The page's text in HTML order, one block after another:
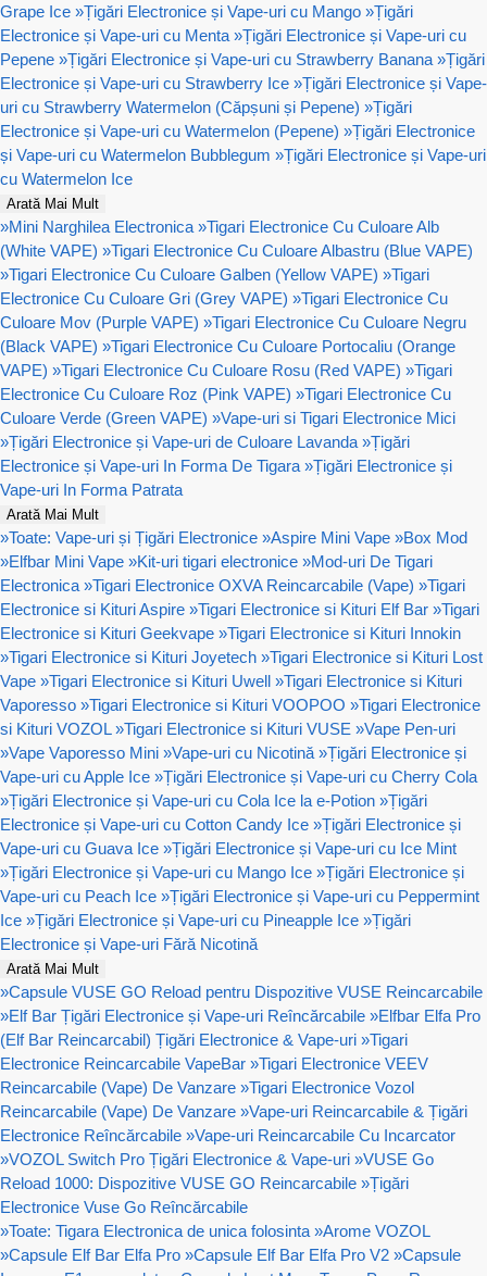
Grape Ice »Țigări Electronice și Vape-uri cu Mango »Țigări
Electronice și Vape-uri cu Menta »Țigări Electronice și Vape-uri cu
Pepene »Țigări Electronice și Vape-uri cu Strawberry Banana »Țigări
Electronice și Vape-uri cu Strawberry Ice »Țigări Electronice și Vape-
uri cu Strawberry Watermelon (Căpșuni și Pepene) »Țigări
Electronice și Vape-uri cu Watermelon (Pepene) »Țigări Electronice
și Vape-uri cu Watermelon Bubblegum »Țigări Electronice și Vape-uri
cu Watermelon Ice
Arată Mai Mult
»Mini Narghilea Electronica »Tigari Electronice Cu Culoare Alb
(White VAPE) »Tigari Electronice Cu Culoare Albastru (Blue VAPE)
»Tigari Electronice Cu Culoare Galben (Yellow VAPE) »Tigari
Electronice Cu Culoare Gri (Grey VAPE) »Tigari Electronice Cu
Culoare Mov (Purple VAPE) »Tigari Electronice Cu Culoare Negru
(Black VAPE) »Tigari Electronice Cu Culoare Portocaliu (Orange
VAPE) »Tigari Electronice Cu Culoare Rosu (Red VAPE) »Tigari
Electronice Cu Culoare Roz (Pink VAPE) »Tigari Electronice Cu
Culoare Verde (Green VAPE) »Vape-uri si Tigari Electronice Mici
»Țigări Electronice și Vape-uri de Culoare Lavanda »Țigări
Electronice și Vape-uri In Forma De Tigara »Țigări Electronice și
Vape-uri In Forma Patrata
Arată Mai Mult
»Toate: Vape-uri și Țigări Electronice »Aspire Mini Vape »Box Mod
»Elfbar Mini Vape »Kit-uri tigari electronice »Mod-uri De Tigari
Electronica »Tigari Electronice OXVA Reincarcabile (Vape) »Tigari
Electronice si Kituri Aspire »Tigari Electronice si Kituri Elf Bar »Tigari
Electronice si Kituri Geekvape »Tigari Electronice si Kituri Innokin
»Tigari Electronice si Kituri Joyetech »Tigari Electronice si Kituri Lost
Vape »Tigari Electronice si Kituri Uwell »Tigari Electronice si Kituri
Vaporesso »Tigari Electronice si Kituri VOOPOO »Tigari Electronice
si Kituri VOZOL »Tigari Electronice si Kituri VUSE »Vape Pen-uri
»Vape Vaporesso Mini »Vape-uri cu Nicotină »Țigări Electronice și
Vape-uri cu Apple Ice »Țigări Electronice și Vape-uri cu Cherry Cola
»Țigări Electronice și Vape-uri cu Cola Ice la e-Potion »Țigări
Electronice și Vape-uri cu Cotton Candy Ice »Țigări Electronice și
Vape-uri cu Guava Ice »Țigări Electronice și Vape-uri cu Ice Mint
»Țigări Electronice și Vape-uri cu Mango Ice »Țigări Electronice și
Vape-uri cu Peach Ice »Țigări Electronice și Vape-uri cu Peppermint
Ice »Țigări Electronice și Vape-uri cu Pineapple Ice »Țigări
Electronice și Vape-uri Fără Nicotină
Arată Mai Mult
»Capsule VUSE GO Reload pentru Dispozitive VUSE Reincarcabile
»Elf Bar Țigări Electronice și Vape-uri Reîncărcabile »Elfbar Elfa Pro
(Elf Bar Reincarcabil) Țigări Electronice & Vape-uri »Tigari
Electronice Reincarcabile VapeBar »Tigari Electronice VEEV
Reincarcabile (Vape) De Vanzare »Tigari Electronice Vozol
Reincarcabile (Vape) De Vanzare »Vape-uri Reincarcabile & Țigări
Electronice Reîncărcabile »Vape-uri Reincarcabile Cu Incarcator
»VOZOL Switch Pro Țigări Electronice & Vape-uri »VUSE Go
Reload 1000: Dispozitive VUSE GO Reincarcabile »Țigări
Electronice Vuse Go Reîncărcabile
»Toate: Tigara Electronica de unica folosinta »Arome VOZOL
»Capsule Elf Bar Elfa Pro »Capsule Elf Bar Elfa Pro V2 »Capsule